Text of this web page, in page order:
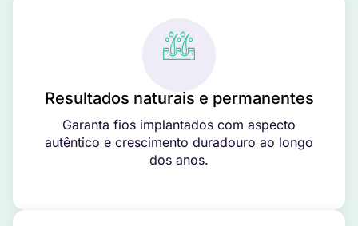
Resultados naturais e permanentes
Garanta fios implantados com aspecto
autêntico e crescimento duradouro ao longo
dos anos.